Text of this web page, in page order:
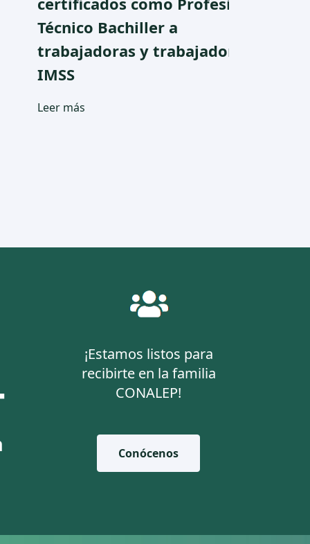
Bachiller a
y trabajadores del
¡Estamos listos para
recibirte en la familia
CONALEP!
Conócenos